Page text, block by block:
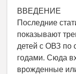
ВВЕДЕНИЕ
Последние
показывают
детей с ОВЗ по
годами. Сюда
врожденные